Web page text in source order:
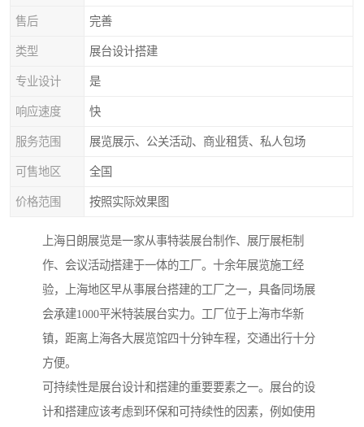
售后 完善
类型 展台设计搭建
专业设计 是
响应速度 快
服务范围 展览展示、公关活动、商业租赁、私人包场
可售地区 全国
价格范围 按照实际效果图
上海日朗展览是一家从事特装展台制作、展厅展柜制
作、会议活动搭建于一体的工厂。十余年展览施工经
验，上海地区早从事展台搭建的工厂之一，具备同场展
会承建1000平米特装展台实力。工厂位于上海市华新
镇，距离上海各大展览馆四十分钟车程，交通出行十分
方便。
可持续性是展台设计和搭建的重要要素之一。展台的设
计和搭建应该考虑到环保和可持续性的因素，例如使用